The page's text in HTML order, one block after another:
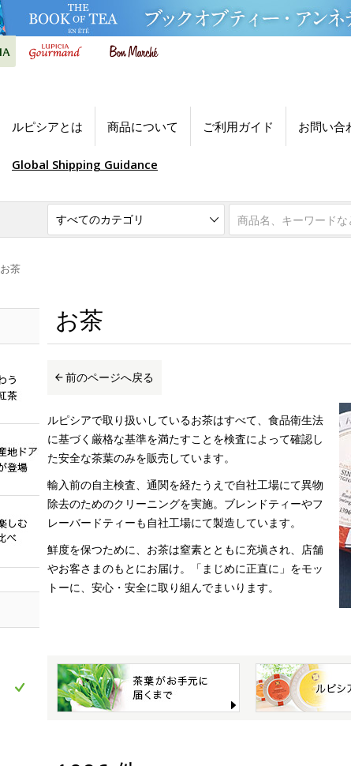
ルピシアとは 商品について ご利用ガイド お問い合
Global Shipping Guidance
お茶
お茶
前のページへ戻る
ルピシアで取り扱いしているお茶はすべて、食品衛生法
に基づく厳格な基準を満たすことを検査によって確認し
た安全な茶葉のみを販売しています。
輸入前の自主検査、通関を経たうえで自社工場にて異物
除去のためのクリーニングを実施。ブレンドティーやフ
レーバードティーも自社工場にて製造しています。
鮮度を保つために、お茶は窒素とともに充塡され、店舗
やお客さまのもとにお届け。「まじめに正直に」をモッ
トーに、安心・安全に取り組んでまいります。